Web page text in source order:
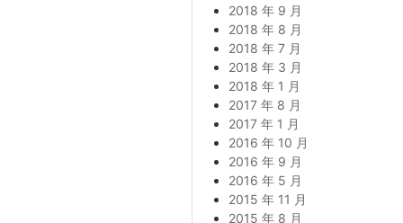
2018 年 9 月
2018 年 8 月
2018 年 7 月
2018 年 3 月
2018 年 1 月
2017 年 8 月
2017 年 1 月
2016 年 10 月
2016 年 9 月
2016 年 5 月
2015 年 11 月
2015 年 8 月